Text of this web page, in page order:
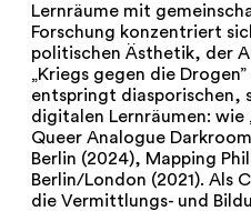
Lernräume mit
Forschung konzentriert
politischen Ästhetik, der
„Kriegs gegen die
entspringt diasporischen,
digitalen Lernräumen: wie
Queer Analogue
Berlin (2024), Mapping
Berlin/London (2021). Als
die Vermittlungs- und